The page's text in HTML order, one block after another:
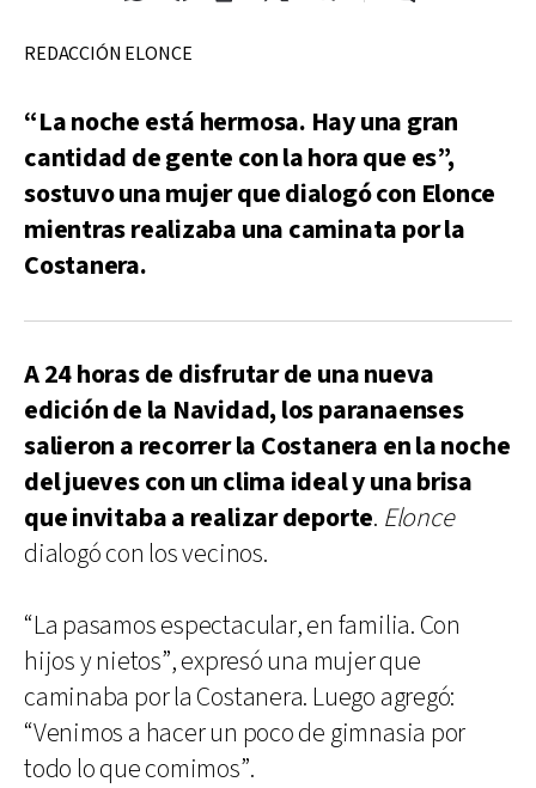
REDACCIÓN ELONCE
“La noche está hermosa. Hay una gran
cantidad de gente con la hora que es”,
sostuvo una mujer que dialogó con Elonce
mientras realizaba una caminata por la
Costanera.
A 24 horas de disfrutar de una nueva
edición de la Navidad, los paranaenses
salieron a recorrer la Costanera en la noche
del jueves con un clima ideal y una brisa
que invitaba a realizar deporte. Elonce
dialogó con los vecinos.
“La pasamos espectacular, en familia. Con
hijos y nietos”, expresó una mujer que
caminaba por la Costanera. Luego agregó:
“Venimos a hacer un poco de gimnasia por
todo lo que comimos”.